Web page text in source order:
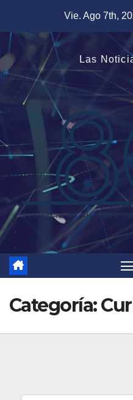
contenido
Vie. Ago 7th,
Las
Categoría: